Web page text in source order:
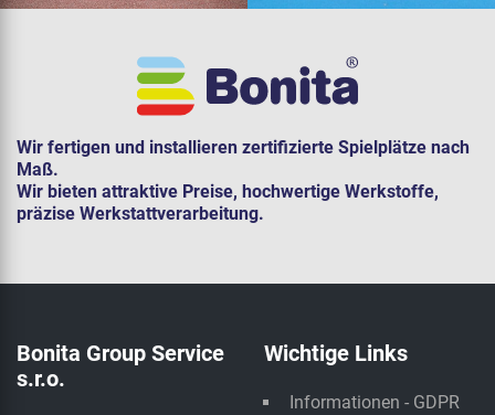
Wir fertigen und installieren zertifizierte Spielplätze nach
Maß.
Wir bieten attraktive Preise, hochwertige Werkstoffe,
präzise Werkstattverarbeitung.
Bonita Group Service
s.r.o.
Wichtige Links
Informationen - GDPR